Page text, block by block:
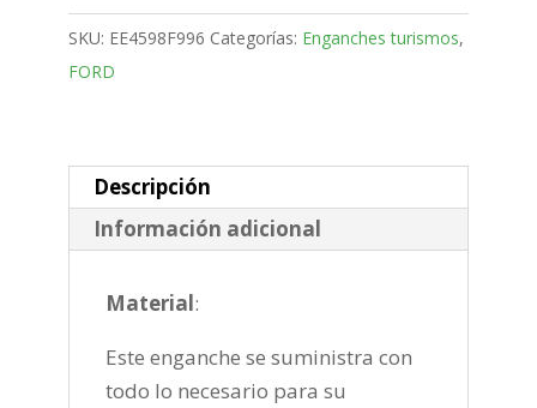
bola
Desmontable
Vertical
2022
cantidad
SKU: EE4598F996 Categorías: Enganches turismos,
FORD
Descripción
Información adicional
Material:
Este enganche se suministra con
todo lo necesario para su